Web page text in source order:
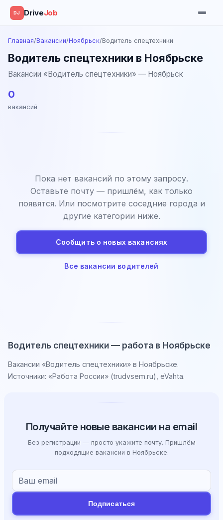
DJ DriveJob
Главная/Вакансии/Ноябрьск/Водитель спецтехники
Водитель спецтехники в Ноябрьске
Вакансии «Водитель спецтехники» — Ноябрьск
0
вакансий
Пока нет вакансий по этому запросу.
Оставьте почту — пришлём, как только
появятся. Или посмотрите соседние города и
другие категории ниже.
Сообщить о новых вакансиях
Все вакансии водителей
Водитель спецтехники — работа в Ноябрьске
Вакансии «Водитель спецтехники» в Ноябрьске.
Источники: «Работа России» (trudvsem.ru), eVahta.
Получайте новые вакансии на email
Без регистрации — просто укажите почту. Пришлём
подходящие вакансии в Ноябрьске.
Подписаться